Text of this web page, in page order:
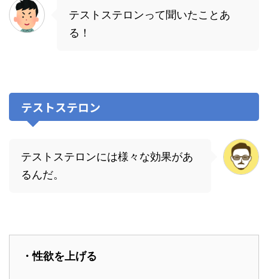
テストステロンって聞いたことあ
る！
テストステロン
テストステロンには様々な効果があ
るんだ。
・性欲を上げる